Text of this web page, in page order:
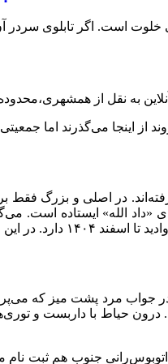
است. اگر تابلوی سردر
آفتاب و گرمای ۴۰ درجه سانتیگراد
‌الله» ایستاده است.
جواب مرد پشت میز که
حیاط با داربست و